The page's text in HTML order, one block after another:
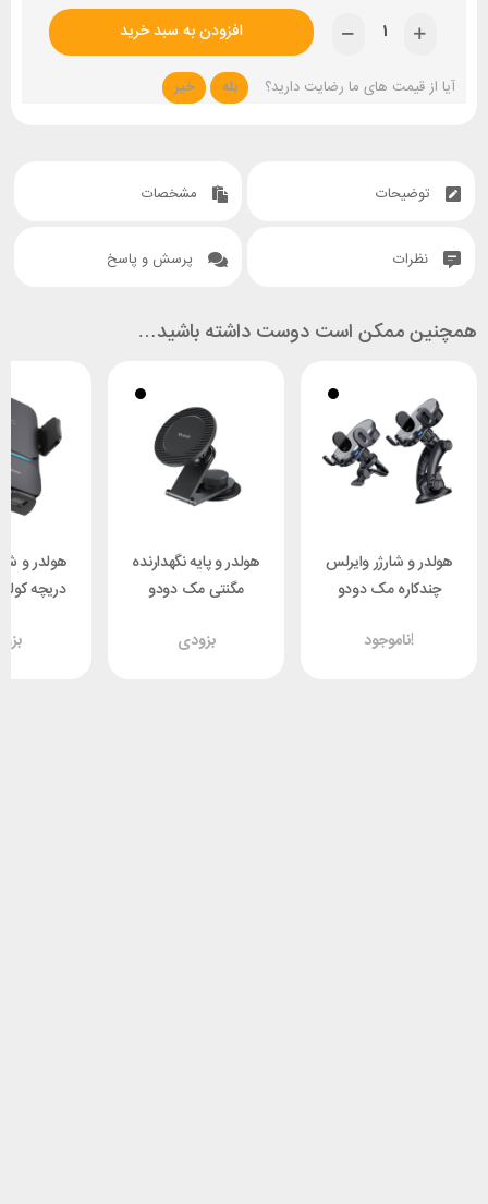
افزودن به سبد خرید
آیا از قیمت های ما رضایت دارید؟ بله خیر
توضیحات مشخصات
نظرات پرسش و پاسخ
همچنین ممکن است دوست داشته باشید…
هولدر و شارژر وایرلس
چندکاره مک دودو
توان 15 واتناموجود!
هولدر و پایه نگهدارنده
مگنتی مک دودو
بزودی
هولدر و
دریچه
توان 15 وات